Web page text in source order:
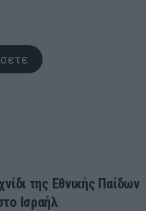
της Εθνικής Παίδων
Ισραήλ